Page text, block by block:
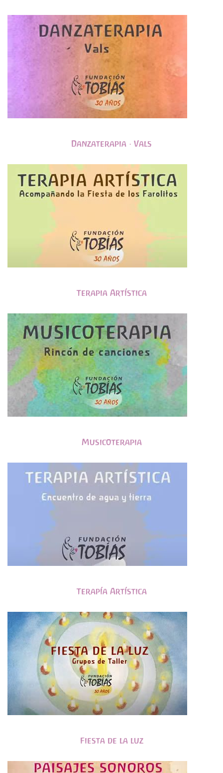
Danzaterapia · Vals
Terapia Artística
Musicoterapia
Terapía Artística
Fiesta de la luz